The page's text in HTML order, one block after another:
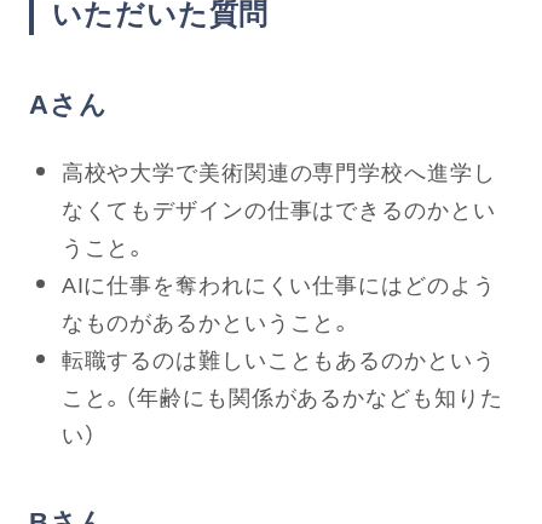
いただいた質問
Aさん
高校や大学で美術関連の専門学校へ進学し
なくてもデザインの仕事はできるのかとい
うこと。
AIに仕事を奪われにくい仕事にはどのよう
なものがあるかということ。
転職するのは難しいこともあるのかという
こと。（年齢にも関係があるかなども知りた
い）